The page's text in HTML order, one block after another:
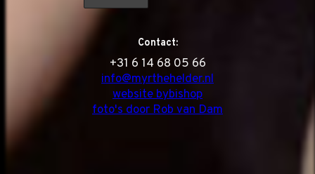
Contact:
‭+31 6 14 68 05 66
info@myrthehelder.nl
website bybishop
foto's door Rob van Dam